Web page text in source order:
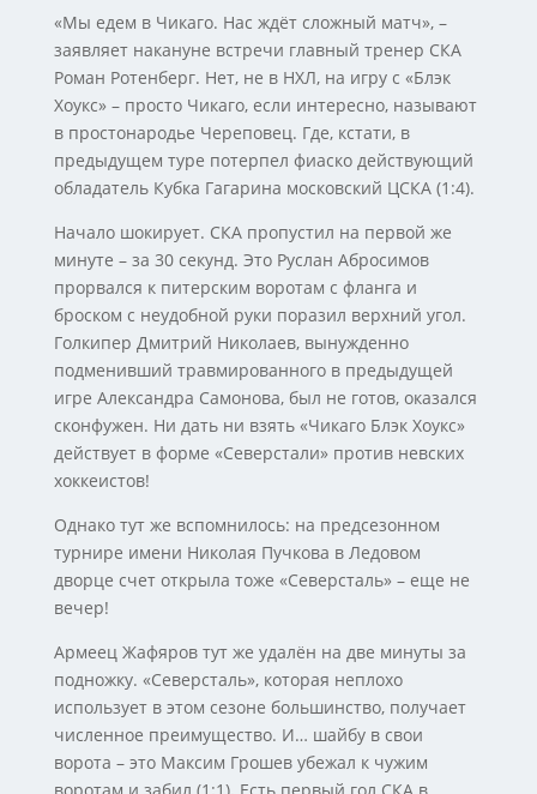
«Мы едем в Чикаго. Нас ждёт сложный матч», –
заявляет накануне встречи главный тренер СКА
Роман Ротенберг. Нет, не в НХЛ, на игру с «Блэк
Хоукс» – просто Чикаго, если интересно, называют
в простонародье Череповец. Где, кстати, в
предыдущем туре потерпел фиаско действующий
обладатель Кубка Гагарина московский ЦСКА (1:4).
Начало шокирует. СКА пропустил на первой же
минуте – за 30 секунд. Это Руслан Абросимов
прорвался к питерским воротам с фланга и
броском с неудобной руки поразил верхний угол.
Голкипер Дмитрий Николаев, вынужденно
подменивший травмированного в предыдущей
игре Александра Самонова, был не готов, оказался
сконфужен. Ни дать ни взять «Чикаго Блэк Хоукс»
действует в форме «Северстали» против невских
хоккеистов!
Однако тут же вспомнилось: на предсезонном
турнире имени Николая Пучкова в Ледовом
дворце счет открыла тоже «Северсталь» – еще не
вечер!
Армеец Жафяров тут же удалён на две минуты за
подножку. «Северсталь», которая неплохо
использует в этом сезоне большинство, получает
численное преимущество. И… шайбу в свои
ворота – это Максим Грошев убежал к чужим